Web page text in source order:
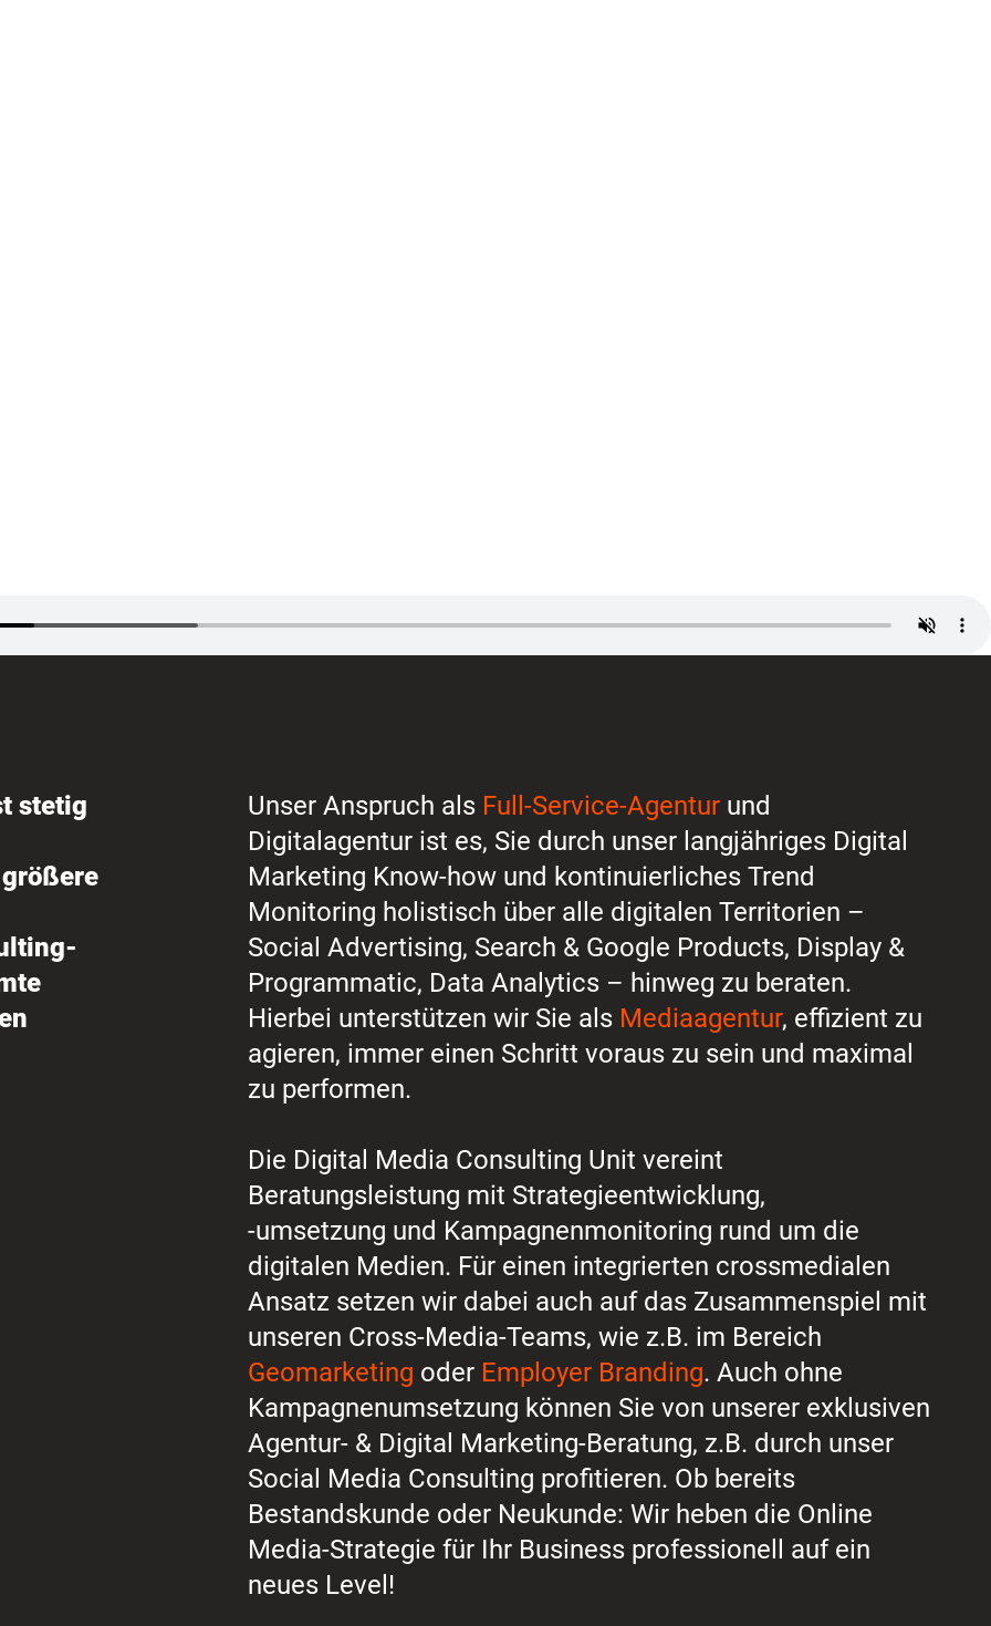
stetig Unser Anspruch als Full-Service-Agentur und
Digitalagentur ist es, Sie durch unser langjähriges Digital
Marketing Know-how und kontinuierliches Trend
Monitoring holistisch über alle digitalen Territorien –
Social Advertising, Search & Google Products, Display &
Programmatic, Data Analytics – hinweg zu beraten.
Hierbei unterstützen wir Sie als Mediaagentur, effizient zu
agieren, immer einen Schritt voraus zu sein und maximal
zu performen.
Die Digital Media Consulting Unit vereint
Beratungsleistung mit Strategieentwicklung,
-umsetzung und Kampagnenmonitoring rund um die
digitalen Medien. Für einen integrierten crossmedialen
Ansatz setzen wir dabei auch auf das Zusammenspiel mit
unseren Cross-Media-Teams, wie z.B. im Bereich
Geomarketing oder Employer Branding. Auch ohne
Kampagnenumsetzung können Sie von unserer exklusiven
Agentur- & Digital Marketing-Beratung, z.B. durch unser
Social Media Consulting profitieren. Ob bereits
Bestandskunde oder Neukunde: Wir heben die Online
Media-Strategie für Ihr Business professionell auf ein
neues Level!